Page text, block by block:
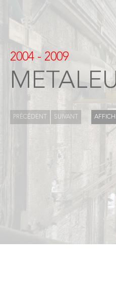
2004 - 2009
PRÉCÉDENT SUIVANT